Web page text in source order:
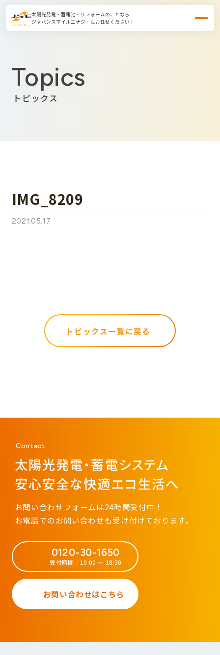
太陽光発電・蓄電池・リフォームのことなら
ジャパンスマイルエナジーにお任せください！
Topics
トピックス
IMG_8209
2021.05.17
トピックス一覧に戻る
Contact
太陽光発電・蓄電システム
安心安全な快適エコ生活へ
お問い合わせフォームは24時間受付中！
お電話でのお問い合わせも受け付けております。
0120-30-1650
受付時間：10:00 ～ 18:30
お問い合わせはこちら